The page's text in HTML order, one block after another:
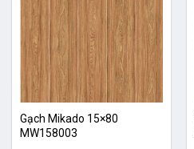
Gạch Mikado 15×80
MW158003